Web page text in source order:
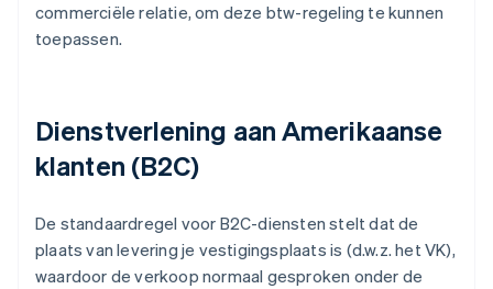
commerciële relatie, om deze btw-regeling te kunnen
toepassen.
Dienstverlening aan Amerikaanse
klanten (B2C)
De standaardregel voor B2C-diensten stelt dat de
plaats van levering je vestigingsplaats is (d.w.z. het VK),
waardoor de verkoop normaal gesproken onder de